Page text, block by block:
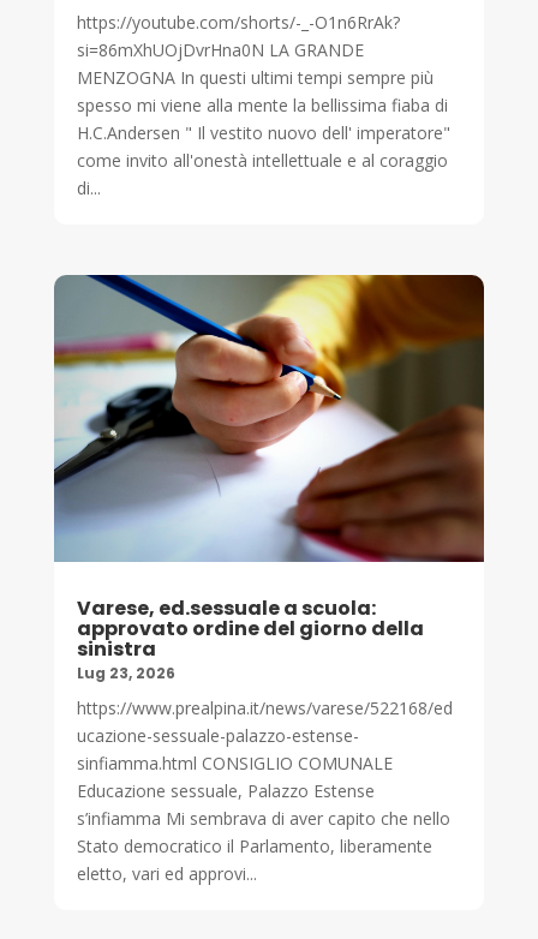
https://youtube.com/shorts/-_-O1n6RrAk?
si=86mXhUOjDvrHna0N LA GRANDE
MENZOGNA In questi ultimi tempi sempre più
spesso mi viene alla mente la bellissima fiaba di
H.C.Andersen " Il vestito nuovo dell' imperatore"
come invito all'onestà intellettuale e al coraggio
di...
Varese, ed.sessuale a scuola:
approvato ordine del giorno della
sinistra
Lug 23, 2026
https://www.prealpina.it/news/varese/522168/ed
ucazione-sessuale-palazzo-estense-
sinfiamma.html CONSIGLIO COMUNALE
Educazione sessuale, Palazzo Estense
s’infiamma Mi sembrava di aver capito che nello
Stato democratico il Parlamento, liberamente
eletto, vari ed approvi...